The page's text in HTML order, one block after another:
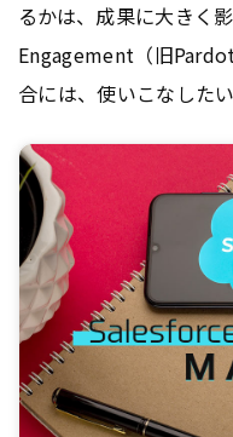
るかは、成果に大きく
Engagement（旧
合には、使いこなした